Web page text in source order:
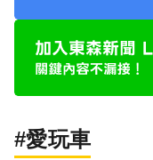
#愛玩車